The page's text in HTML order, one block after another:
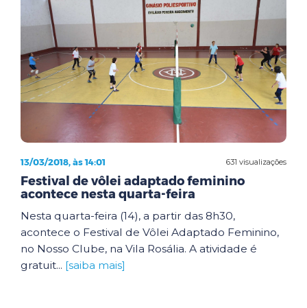
631 visualizações
13/03/2018, às 14:01
Festival de vôlei adaptado feminino
acontece nesta quarta-feira
Nesta quarta-feira (14), a partir das 8h30,
acontece o Festival de Vôlei Adaptado Feminino,
no Nosso Clube, na Vila Rosália. A atividade é
gratuit... [saiba mais]